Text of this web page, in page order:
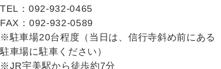
TEL：092-932-0465
FAX：092-932-0589
※駐車場20台程度（当日は、信行寺斜め前にある
駐車場に駐車ください）
※JR宇美駅から徒歩約7分